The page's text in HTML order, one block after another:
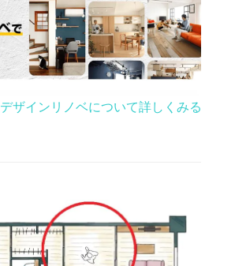
デザインリノベについて詳しくみる